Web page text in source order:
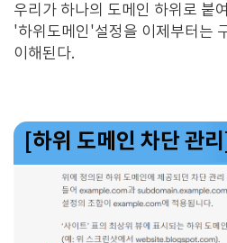
우리가 하나의 도메인 하위로 붙
'하위도메인'설정을 이제부터는
이해된다.
[하위 도메인 차단 관리]